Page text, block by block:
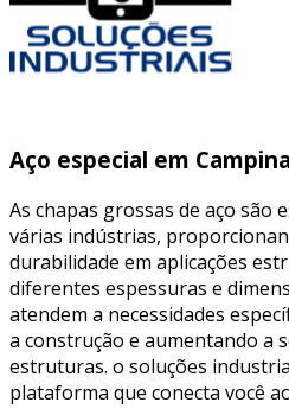
Aço especial em
As chapas grossas de aço são
várias indústrias,
durabilidade em aplicações
diferentes espessuras e
atendem a necessidades
a construção e aumentando a
estruturas. o soluções
plataforma que conecta você